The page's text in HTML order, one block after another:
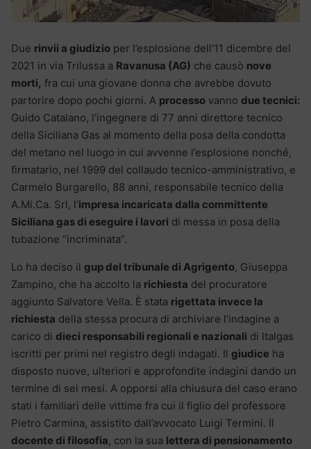
Due rinvii a giudizio per l’esplosione dell’11 dicembre del
2021 in via Trilussa a Ravanusa (AG) che causò nove
morti, fra cui una giovane donna che avrebbe dovuto
partorire dopo pochi giorni. A processo vanno due tecnici:
Guido Catalano, l’ingegnere di 77 anni direttore tecnico
della Siciliana Gas al momento della posa della condotta
del metano nel luogo in cui avvenne l’esplosione nonché,
firmatario, nel 1999 del collaudo tecnico-amministrativo, e
Carmelo Burgarello, 88 anni, responsabile tecnico della
A.Mi.Ca. Srl, l’impresa incaricata dalla committente
Siciliana gas di eseguire i lavori di messa in posa della
tubazione “incriminata”.
Lo ha deciso il gup del tribunale di Agrigento, Giuseppa
Zampino, che ha accolto la richiesta del procuratore
aggiunto Salvatore Vella. È stata rigettata invece la
richiesta della stessa procura di archiviare l’indagine a
carico di dieci responsabili regionali e nazionali di Italgas
iscritti per primi nel registro degli indagati. Il giudice ha
disposto nuove, ulteriori e approfondite indagini dando un
termine di sei mesi. A opporsi alla chiusura del caso erano
stati i familiari delle vittime fra cui il figlio del professore
Pietro Carmina, assistito dall’avvocato Luigi Termini. Il
docente di filosofia, con la sua lettera di pensionamento